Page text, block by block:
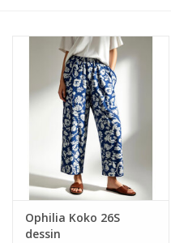
Ophilia Koko 26S
dessin